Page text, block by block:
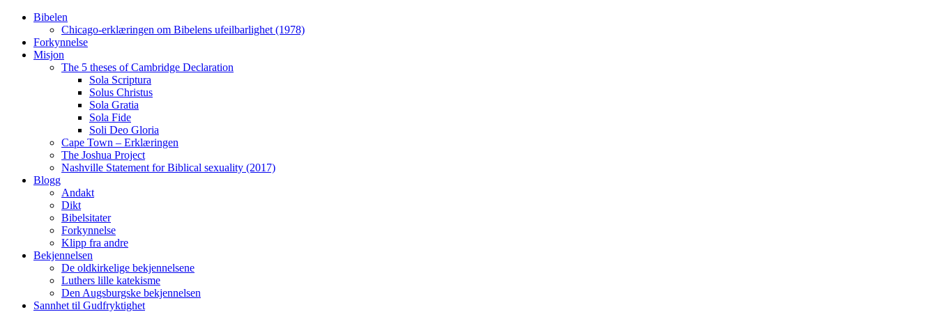
Skip
content
Bibelen
Chicago-erklæringen om Bibelens ufeilbarlighet (1978)
Forkynnelse
Misjon
The 5 theses of Cambridge Declaration
Sola Scriptura
Solus Christus
Sola Gratia
Sola Fide
Soli Deo Gloria
Cape Town – Erklæringen
The Joshua Project
Nashville Statement for Biblical sexuality (2017)
Blogg
Andakt
Dikt
Bibelsitater
Forkynnelse
Klipp fra andre
Bekjennelsen
De oldkirkelige bekjennelsene
Luthers lille katekisme
Den Augsburgske bekjennelsen
Sannhet til Gudfryktighet